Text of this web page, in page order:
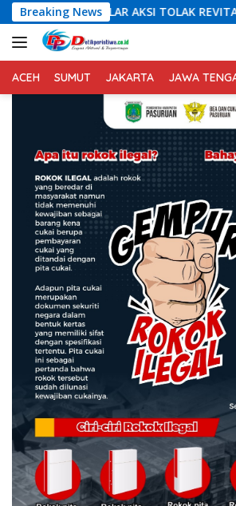
Langsung
ke
konten
Breaking News
TOLAK REVITALISASI SITU CIKEDAL,
ACEH SUMUT JAKARTA JAWA